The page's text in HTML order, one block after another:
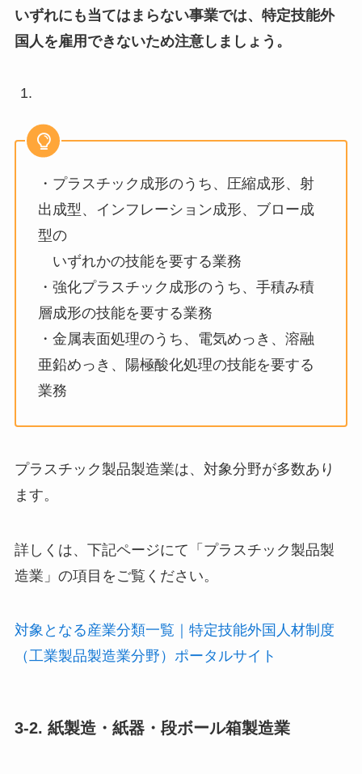
いずれにも当てはまらない事業では、特定技能外
国人を雇用できないため注意しましょう。
・プラスチック成形のうち、圧縮成形、射
出成型、インフレーション成形、ブロー成
型の
いずれかの技能を要する業務
・強化プラスチック成形のうち、手積み積
層成形の技能を要する業務
・金属表面処理のうち、電気めっき、溶融
亜鉛めっき、陽極酸化処理の技能を要する
業務
プラスチック製品製造業は、対象分野が多数あり
ます。
詳しくは、下記ページにて「プラスチック製品製
造業」の項目をご覧ください。
対象となる産業分類一覧｜特定技能外国人材制度
（工業製品製造業分野）ポータルサイト
3-2. 紙製造・紙器・段ボール箱製造業